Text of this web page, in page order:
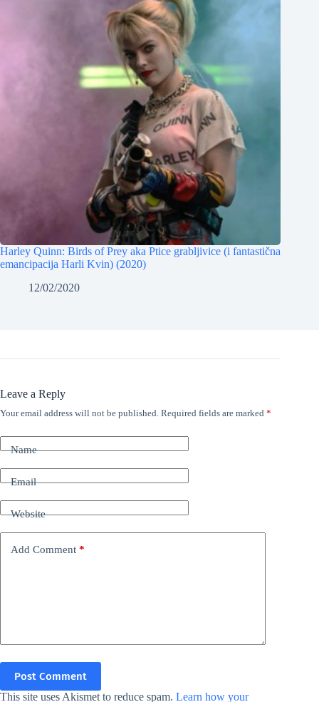
Harley Quinn: Birds of Prey aka Ptice grabljivice (i fantastična
emancipacija Harli Kvin) (2020)
12/02/2020
Leave a Reply
Your email address will not be published. Required fields are marked *
Name
Email
Website
Add Comment *
Post Comment
This site uses Akismet to reduce spam. Learn how your